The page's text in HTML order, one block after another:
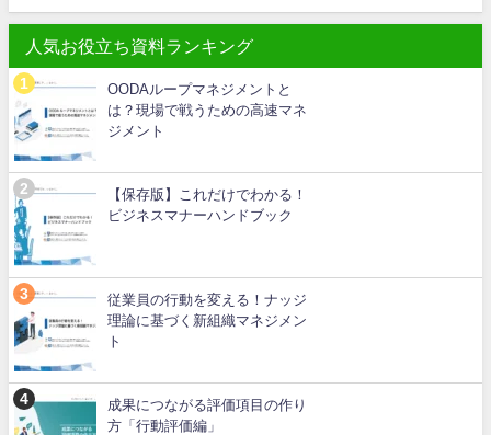
人気お役立ち資料ランキング
OODAループマネジメントと
は？現場で戦うための高速マネ
ジメント
【保存版】これだけでわかる！
ビジネスマナーハンドブック
従業員の行動を変える！ナッジ
理論に基づく新組織マネジメン
ト
成果につながる評価項目の作り
方「行動評価編」